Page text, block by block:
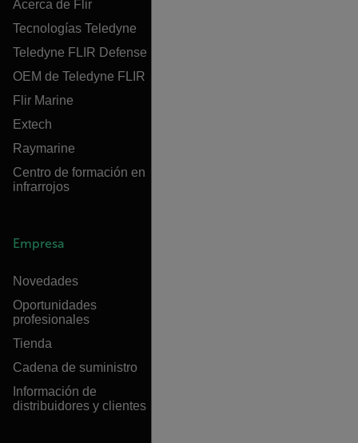
Acerca de Flir
Tecnologías Teledyne
Teledyne FLIR Defense
OEM de Teledyne FLIR
Flir Marine
Extech
Raymarine
Centro de formación en
infrarrojos
Empresa
Novedades
Oportunidades
profesionales
Tienda
Cadena de suministro
Información de
distribuidores y clientes